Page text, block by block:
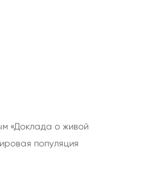
«Доклада о живой
популяция